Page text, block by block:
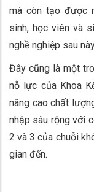
mà còn tạo được
sinh, học viên và
nghề nghiệp sau
Đây cũng là một
nỗ lực của Khoa
nâng cao chất
nhập sâu rộng với
2 và 3 của chuỗi
gian đến.